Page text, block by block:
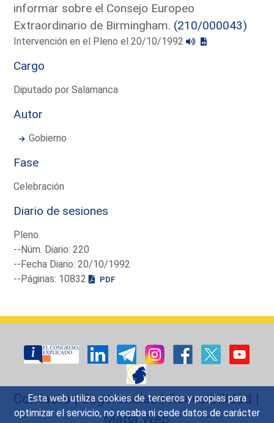
Esta web utiliza cookies de terceros y propias para
optimizar el servicio, no recaba ni cede datos de carácter
informar sobre el Consejo Europeo
Extraordinario de Birmingham. (210/000043)
Intervención en el Pleno el 20/10/1992
Cargo
Diputado por Salamanca
Autor
Gobierno
Fase
Celebración
Diario de sesiones
Pleno
--Núm. Diario: 220
--Fecha Diario: 20/10/1992
--Páginas: 10832
PDF
Contacto|Sugerencias|Accesibilidad |
Mapa Web